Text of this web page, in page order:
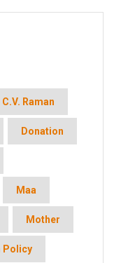
C.V. Raman
Donation
Maa
Mother
Policy